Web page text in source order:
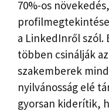
70%-os
a LinkedInről szól.
többen csinálják
szakemberek
nyilvánosság elé
gyorsan kiderítik,